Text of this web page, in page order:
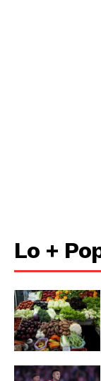
Lo +